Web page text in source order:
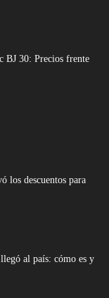
BJ 30: Precios frente
los descuentos para
al país: cómo es y